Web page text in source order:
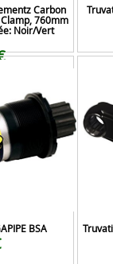
Carbon
760mm
Noir/Vert
BSA